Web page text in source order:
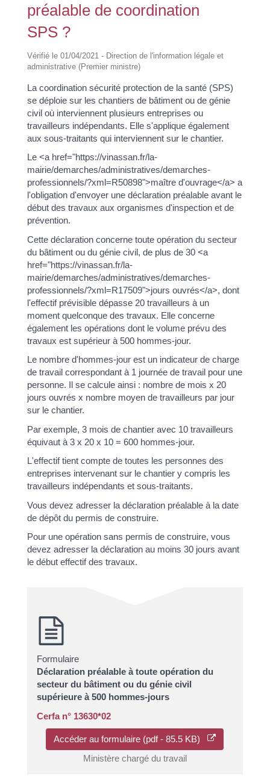
préalable de coordination
SPS ?
Vérifié le 01/04/2021 - Direction de l'information légale et
administrative (Premier ministre)
La coordination sécurité protection de la santé (SPS)
se déploie sur les chantiers de bâtiment ou de génie
civil où interviennent plusieurs entreprises ou
travailleurs indépendants. Elle s'applique également
aux sous-traitants qui interviennent sur le chantier.
Le <a href="https://vinassan.fr/la-
mairie/demarches/administratives/demarches-
professionnels/?xml=R50898">maître d'ouvrage</a> a
l'obligation d'envoyer une déclaration préalable avant le
début des travaux aux organismes d'inspection et de
prévention.
Cette déclaration concerne toute opération du secteur
du bâtiment ou du génie civil, de plus de 30 <a
href="https://vinassan.fr/la-
mairie/demarches/administratives/demarches-
professionnels/?xml=R17509">jours ouvrés</a>, dont
l'effectif prévisible dépasse 20 travailleurs à un
moment quelconque des travaux. Elle concerne
également les opérations dont le volume prévu des
travaux est supérieur à 500 hommes-jour.
Le nombre d'hommes-jour est un indicateur de charge
de travail correspondant à 1 journée de travail pour une
personne. Il se calcule ainsi : nombre de mois x 20
jours ouvrés x nombre moyen de travailleurs par jour
sur le chantier.
Par exemple, 3 mois de chantier avec 10 travailleurs
équivaut à 3 x 20 x 10 = 600 hommes-jour.
L'effectif tient compte de toutes les personnes des
entreprises intervenant sur le chantier y compris les
travailleurs indépendants et sous-traitants.
Vous devez adresser la déclaration préalable à la date
de dépôt du permis de construire.
Pour une opération sans permis de construire, vous
devez adresser la déclaration au moins 30 jours avant
le début effectif des travaux.
Formulaire
Déclaration préalable à toute opération du
secteur du bâtiment ou du génie civil
supérieure à 500 hommes-jours
Cerfa n° 13630*02
Accéder au formulaire (pdf - 85.5 KB)
Ministère chargé du travail